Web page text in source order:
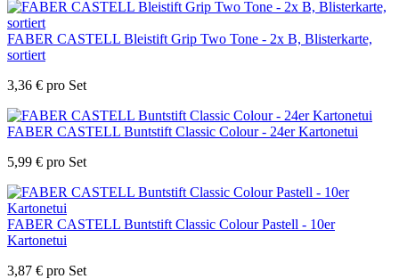
FABER CASTELL Bleistift Grip Two Tone - 2x B, Blisterkarte,
sortiert
3,36 € pro Set
FABER CASTELL Buntstift Classic Colour - 24er Kartonetui
5,99 € pro Set
FABER CASTELL Buntstift Classic Colour Pastell - 10er
Kartonetui
3,87 € pro Set